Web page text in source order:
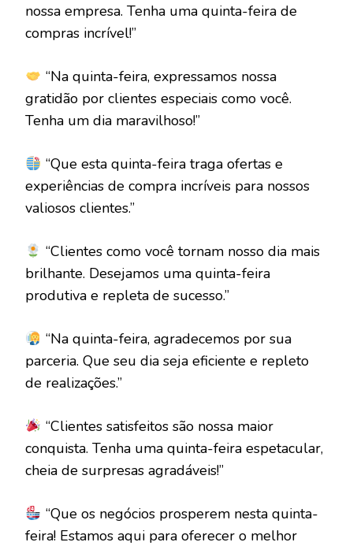
nossa empresa. Tenha uma quinta-feira de
compras incrível!”
“Na quinta-feira, expressamos nossa
gratidão por clientes especiais como você.
Tenha um dia maravilhoso!”
“Que esta quinta-feira traga ofertas e
experiências de compra incríveis para nossos
valiosos clientes.”
“Clientes como você tornam nosso dia mais
brilhante. Desejamos uma quinta-feira
produtiva e repleta de sucesso.”
“Na quinta-feira, agradecemos por sua
parceria. Que seu dia seja eficiente e repleto
de realizações.”
“Clientes satisfeitos são nossa maior
conquista. Tenha uma quinta-feira espetacular,
cheia de surpresas agradáveis!”
“Que os negócios prosperem nesta quinta-
feira! Estamos aqui para oferecer o melhor